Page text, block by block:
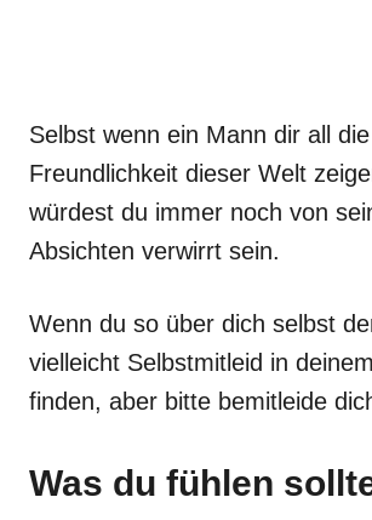
Selbst wenn ein Mann dir all die
Freundlichkeit dieser Welt
würdest du immer noch von
Absichten verwirrt sein.
Wenn du so über dich selbst
vielleicht Selbstmitleid in
finden, aber bitte bemitleide
Was du fühlen